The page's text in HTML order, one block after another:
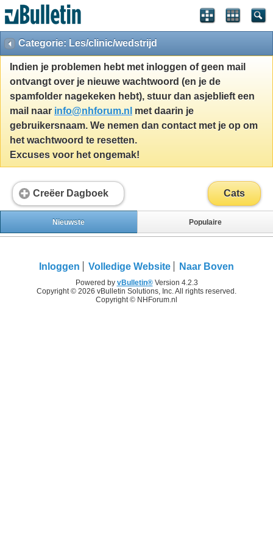
Categorie: Les/clinic/wedstrijd
Indien je problemen hebt met inloggen of geen mail
ontvangt over je nieuwe wachtwoord (en je de
spamfolder nagekeken hebt), stuur dan asjeblieft een
mail naar info@nhforum.nl met daarin je
gebruikersnaam. We nemen dan contact met je op om
het wachtwoord te resetten.
Excuses voor het ongemak!
Creëer Dagboek Cats
Nieuwste Populaire
Inloggen Volledige Website Naar Boven
Powered by vBulletin®Version 4.2.3
Copyright © 2026 vBulletin Solutions, Inc. All rights reserved.
Copyright © NHForum.nl